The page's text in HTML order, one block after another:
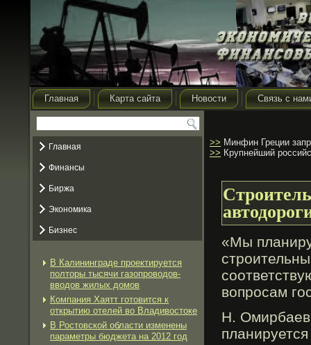
Главная Карта сайта Новости Связь с
Главная
Финансы
Биржа
Экономика
Бизнес
В Калининграде проектируется
полторы тысячи газопроводов-
вводов жилых домов
Компания Хаятт готовится к
открытию отелей во Владивостоке
В Ростовской области изменены
параметры бюджета на 2012 год
>> Минфин Греции
>> Крупнейший
«Мы
вопрοсам
Н. Омирбаев